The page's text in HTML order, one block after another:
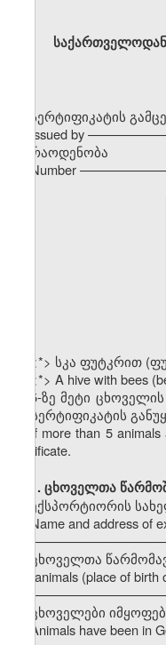
საქართველოდან
სერტიფიკატის
Issued by
რაოდენობა
Number
<*> სკა ფუტკრით
<*> A hive with bees
5-ზე მეტი
ამ სერტიფიკატის
If more than 5
certificate.
1. ცხოველთა
ექსპორტიორის
Name and address of
ცხოველთა
the animals (place of
ცხოველები
Animals have been in